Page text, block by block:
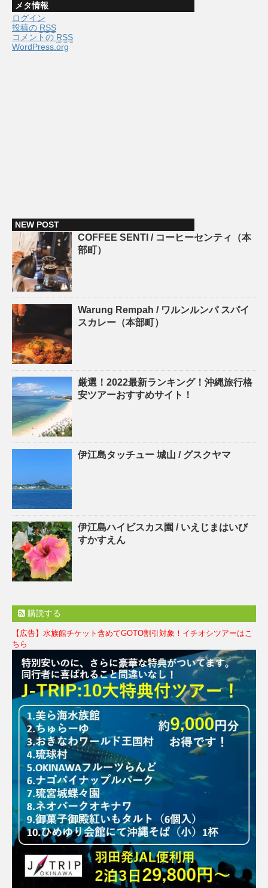
メタ情報
ログイン
投稿の RSS
コメントの RSS
WordPress.org
NEW POST
COFFEE SENTI / コーヒーセンティ（本
部町）
Warung Rempah / ワルンルンパ スパイ
スカレー（本部町）
厳選！2022最新ランキング！沖縄旅行格
安ツアーおすすめサイト！
伊江島タッチュー 城山 / グスクヤマ
伊江島ハイビスカス園 / いえじまはいび
すかすえん
購読する
【広告】水族館チケット含めてGOTO割引対象！イチオシツアーはこ
ちら